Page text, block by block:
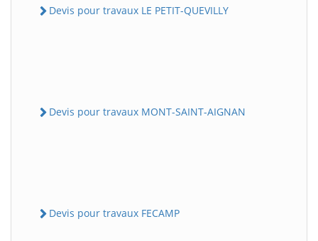
Devis pour travaux LE PETIT-QUEVILLY
Devis pour travaux MONT-SAINT-AIGNAN
Devis pour travaux FECAMP